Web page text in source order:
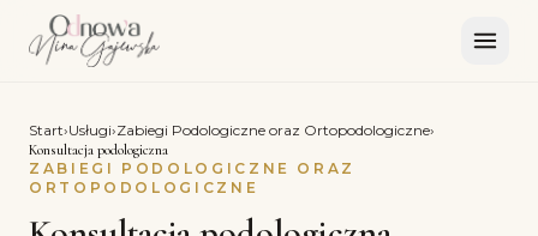
Start›Usługi›Zabiegi Podologiczne oraz Ortopodologiczne›
Konsultacja podologiczna
ZABIEGI PODOLOGICZNE ORAZ
ORTOPODOLOGICZNE